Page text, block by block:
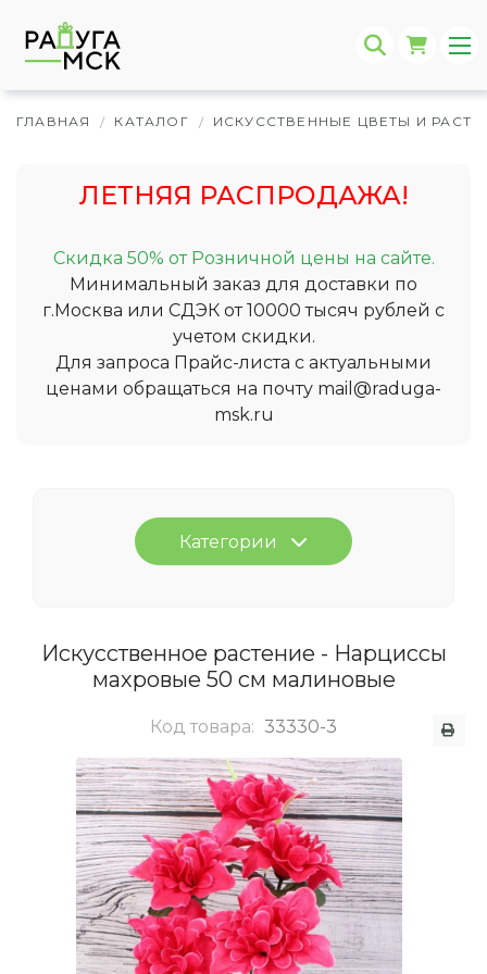
ГЛАВНАЯ / КАТАЛОГ / ИСКУССТВЕННЫЕ ЦВЕТЫ И
ЛЕТНЯЯ РАСПРОДАЖА!
Скидка 50% от Розничной цены на сайте.
Минимальный заказ для доставки по
г.Москва или СДЭК от 10000 тысяч рублей с
учетом скидки.
Для запроса Прайс-листа с актуальными
ценами обращаться на почту mail@raduga-
msk.ru
Категории
Искусственное растение - Нарциссы
махровые 50 см малиновые
Код товара: 33330-3